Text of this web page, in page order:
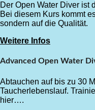
Der Open Water Diver ist
Bei diesem Kurs kommt
sondern auf die Qualität.
Weitere Infos
Advanced Open Water
Abtauchen auf bis zu 30
Taucherlebenslauf.
hier….